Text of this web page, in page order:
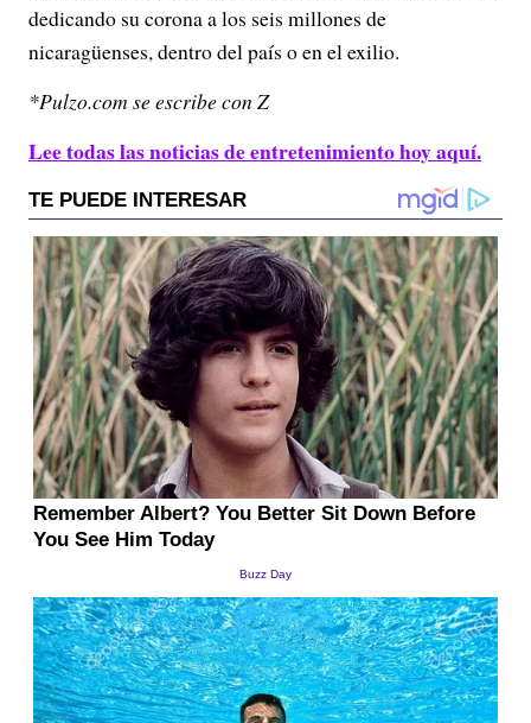
dedicando su corona a los seis millones de
nicaragüenses, dentro del país o en el exilio.
*Pulzo.com se escribe con Z
Lee todas las noticias de entretenimiento hoy aquí.